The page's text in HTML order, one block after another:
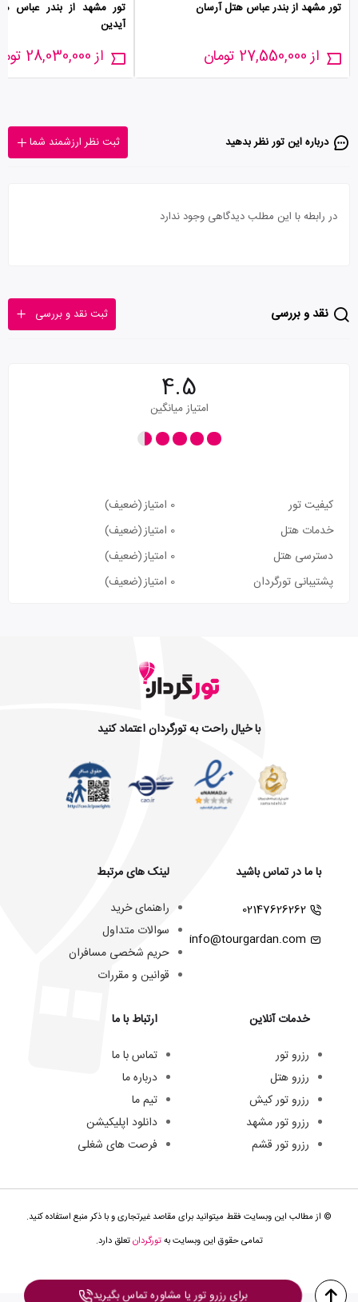
تور مشهد از بندر عباس هتل آرسان
از 27,550,000 تومان
تور مشهد از بندر عباس
آیدین
از 28,030,000 تومان
درباره این تور‌ نظر بدهید ثبت نظر ارزشمند شما
در رابطه با این مطلب دیدگاهی وجود ندارد
نقد و بررسی ثبت نقد و بررسی
4.5
امتیاز میانگین
کیفیت تور 0 امتیاز
(ضعیف)
خدمات هتل
0 امتیاز
(ضعیف)
دسترسی هتل
0 امتیاز
(ضعیف)
پشتیبانی تورگردان
0 امتیاز (ضعیف)
برای رزرو تور یا مشاوره تماس بگیرید
با خیال راحت به تورگردان اعتماد کنید
با ما در تماس باشید
02147626262
info@tourgardan.com
خدمات آنلاین
رزرو تور
رزرو هتل
رزرو تور کیش
رزرو تور مشهد
رزرو تور قشم
لینک های مرتبط
راهنمای خرید
سوالات متداول
حریم شخصی مسافران
قوانین و مقررات
ارتباط با ما
تماس با ما
درباره ما
تیم ما
دانلود اپلیکیشن
فرصت های شغلی
© از مطالب این وبسایت فقط میتوانید برای مقاصد غیرتجاری و با ذکر منبع استفاده کنید.
تمامی حقوق این وبسایت بهتورگردانتعلق دارد.